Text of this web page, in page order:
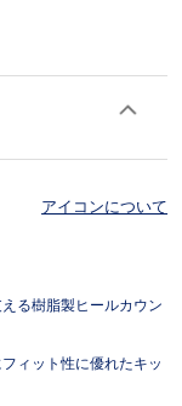
アイコンについて
る樹脂製ヒールカウン
ィット性に優れたキッ